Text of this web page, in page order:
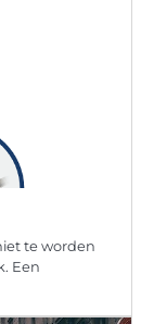
te worden
Een